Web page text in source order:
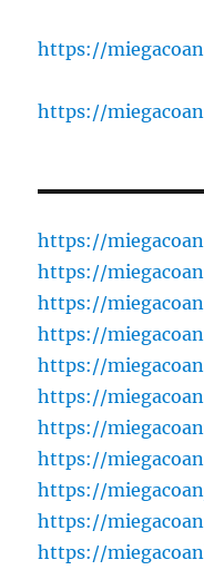
https://
https://
https://
https://
https://
https://
https://
https://
https://
https://
https://
https://
https://